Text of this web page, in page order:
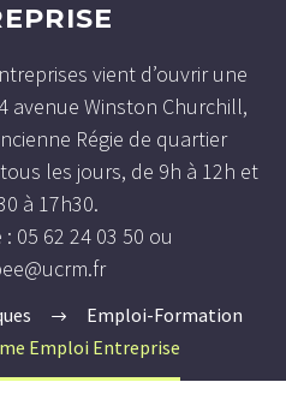
vient d’ouvrir une
avenue Winston Churchill,
Régie de quartier
les jours, de 9h à 12h et
à 17h30.
05 62 24 03 50 ou
Emploi-Formation
Emploi Entreprise